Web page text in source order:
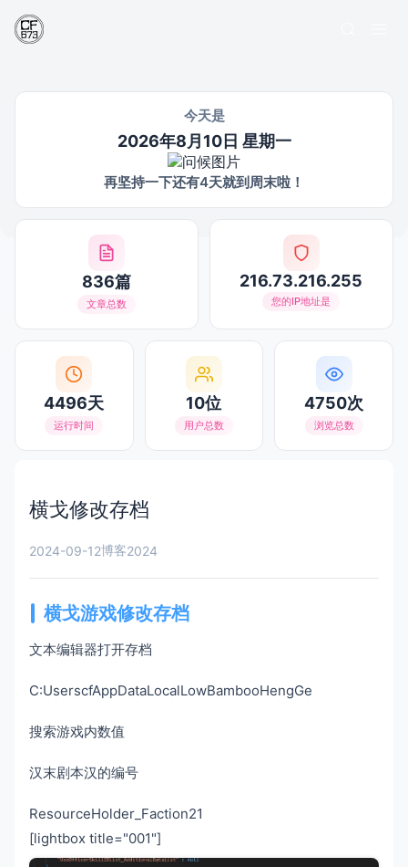
今天是
2026年8月10日 星期一
再坚持一下还有4天就到周末啦！
836篇
文章总数
216.73.216.255
您的IP地址是
4496天
运行时间
10位
用户总数
4750次
浏览总数
横戈修改存档
2024-09-12博客2024
横戈游戏修改存档
文本编辑器打开存档
C:UserscfAppDataLocalLowBambooHengGe
搜索游戏内数值
汉末剧本汉的编号
ResourceHolder_Faction21
[lightbox title="001"]